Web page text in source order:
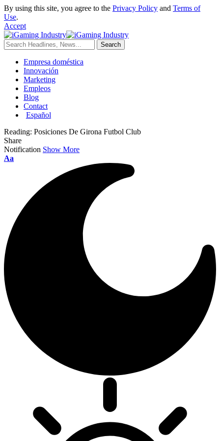
By using this site, you agree to the Privacy Policy and Terms of
Use.
Accept
Empresa doméstica
Innovación
Marketing
Empleos
Blog
Contact
Español
Reading: Posiciones De Girona Futbol Club
Share
Notification Show More
Aa